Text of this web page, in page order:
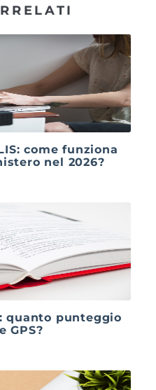
come funziona
nel 2026?
quanto punteggio
GPS?